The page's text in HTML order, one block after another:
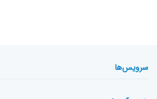
سرویس‌ها